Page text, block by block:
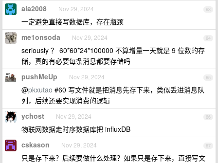
63
ala2008 Nov 29, 2024
一定避免直接写数据库，存在瓶颈
64
me1onsoda Nov 29, 2024
seriously ？ 60*60*24*100000 不算增量一天就是 9 位数的存
储，真的有必要每条消息都要存储吗
65
pushMeUp Nov 29, 2024
@pkxutao #60 写文件就是把消息先存下来，类似丢进消息队
列，后续还要实现消费的逻辑
66
ychost Nov 29, 2024
物联网数据走时序数据库把 influxDB
67
cskason Nov 29, 2024
只是存下来？后续要做什么处理？如果只是存下来，直接写文